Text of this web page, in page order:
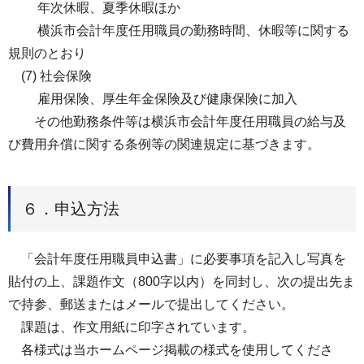
年次休暇、夏季休暇ほか
横浜市会計年度任用職員の勤務時間、休暇等に関する
規則のとおり
(7) 社会保険
雇用保険、厚生年金保険及び健康保険に加入
その他勤務条件等は横浜市会計年度任用職員の給与及
び費用弁償に関する条例等の関連規定に基づきます。
６．申込方法
「会計年度任用職員申込書」に必要事項を記入し写真を
貼付の上、課題作文（800字以内）を同封し、次の提出先ま
で持参、郵送またはメールで提出してください。
課題は、作文用紙に印字されています。
各様式は当ホームページ掲載の様式を使用してくださ